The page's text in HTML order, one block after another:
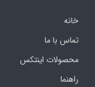
خانه
تماس با ما
محصولات اینتکس
راهنما